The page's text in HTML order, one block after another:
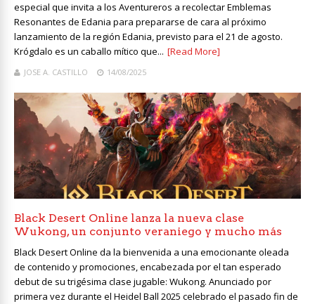
especial que invita a los Aventureros a recolectar Emblemas
Resonantes de Edania para prepararse de cara al próximo
lanzamiento de la región Edania, previsto para el 21 de agosto.
Krógdalo es un caballo mítico que... [Read More]
JOSE A. CASTILLO 14/08/2025
Black Desert Online lanza la nueva clase
Wukong, un conjunto veraniego y mucho más
Black Desert Online da la bienvenida a una emocionante oleada
de contenido y promociones, encabezada por el tan esperado
debut de su trigésima clase jugable: Wukong. Anunciado por
primera vez durante el Heidel Ball 2025 celebrado el pasado fin de